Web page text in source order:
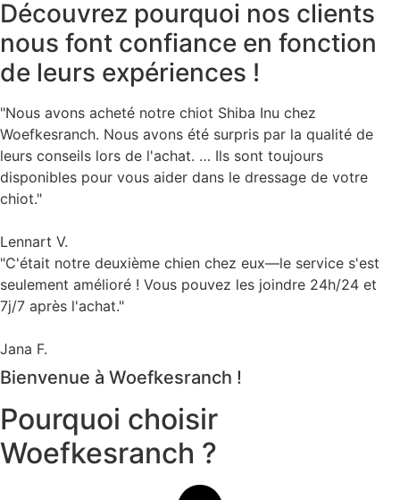
Découvrez pourquoi nos clients
nous font confiance en fonction
de leurs expériences !
"Nous avons acheté notre chiot Shiba Inu chez
Woefkesranch. Nous avons été surpris par la qualité de
leurs conseils lors de l'achat. … Ils sont toujours
disponibles pour vous aider dans le dressage de votre
chiot."
Lennart V.
"C'était notre deuxième chien chez eux—le service s'est
seulement amélioré ! Vous pouvez les joindre 24h/24 et
7j/7 après l'achat."
Jana F.
Bienvenue à Woefkesranch !
Pourquoi choisir
Woefkesranch ?